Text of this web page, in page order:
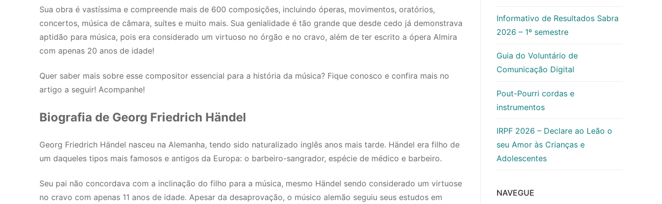
Sua obra é vastíssima e compreende mais de 600 composições, incluindo óperas, movimentos, oratórios,
concertos, música de câmara, suítes e muito mais. Sua genialidade é tão grande que desde cedo já demonstrava
aptidão para música, pois era considerado um virtuoso no órgão e no cravo, além de ter escrito a ópera Almira
com apenas 20 anos de idade!
Quer saber mais sobre esse compositor essencial para a história da música? Fique conosco e confira mais no
artigo a seguir! Acompanhe!
Biografia de Georg Friedrich Händel
Georg Friedrich Händel nasceu na Alemanha, tendo sido naturalizado inglês anos mais tarde. Händel era filho de
um daqueles tipos mais famosos e antigos da Europa: o barbeiro-sangrador, espécie de médico e barbeiro.
Seu pai não concordava com a inclinação do filho para a música, mesmo Händel sendo considerado um virtuose
no cravo com apenas 11 anos de idade. Apesar da desaprovação, o músico alemão seguiu seus estudos em
Informativo de Resultados Sabra
2026 – 1º semestre
Guia do Voluntário de
Comunicação Digital
Pout-Pourri cordas e
instrumentos
IRPF 2026 – Declare ao Leão o
seu Amor às Crianças e
Adolescentes
NAVEGUE